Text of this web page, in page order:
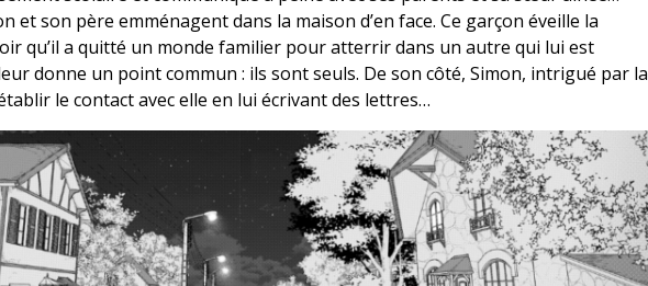
et son père emménagent dans la maison d’en face. Ce garçon éveille la
qu’il a quitté un monde familier pour atterrir dans un autre qui lui est
donne un point commun : ils sont seuls. De son côté, Simon, intrigué par la
le contact avec elle en lui écrivant des lettres…